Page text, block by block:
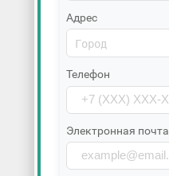
Адрес
Телефон
Электронная почта